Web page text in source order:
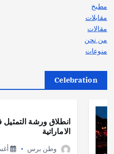
مطبخ
مقابلات
مقالات
من نحن
منوعات
Celebration
انطلاق ورشة التمثيل
الاماراتية
وطن برس